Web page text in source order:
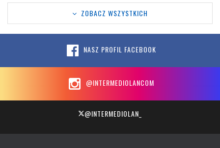
ZOBACZ WSZYSTKICH
NASZ PROFIL FACEBOOK
@INTERMEDIOLANCOM
@INTERMEDIOLAN_